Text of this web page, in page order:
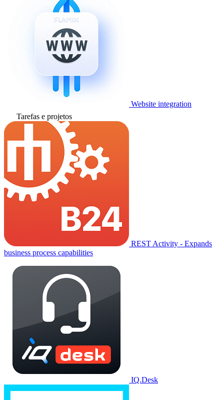
Website integration
Tarefas e projetos
REST Activity - Expands
business process capabilities
IQ.Desk